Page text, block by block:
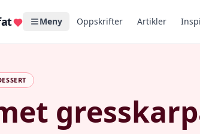
Meny Oppskrifter Artikler